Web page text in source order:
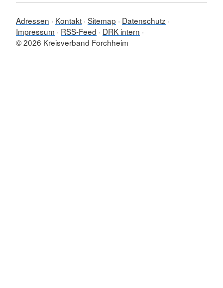
Adressen Kontakt Sitemap
Datenschutz
Impressum
RSS-Feed
DRK intern
© 2026 Kreisverband Forchheim